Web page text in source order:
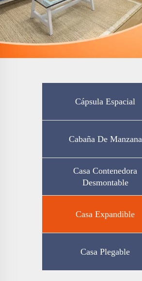
Cápsula Espacial
Cabaña De Manzana
Casa Contenedora
Desmontable
Casa Expandible
Casa Plegable